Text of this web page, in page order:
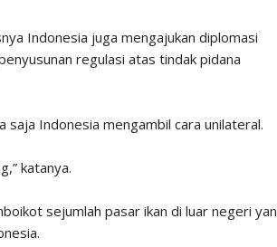
Indonesia juga mengajukan diplomasi
regulasi atas tindak pidana
saja Indonesia mengambil cara unilateral.
katanya.
sejumlah pasar ikan di luar negeri